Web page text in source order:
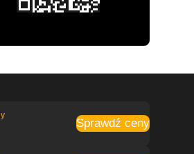
Sprawdź ceny